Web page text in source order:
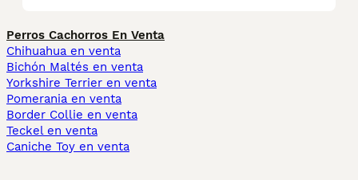
Perros Cachorros En Venta
Chihuahua en venta
Bichón Maltés en venta
Yorkshire Terrier en venta
Pomerania en venta
Border Collie en venta
Teckel en venta
Caniche Toy en venta